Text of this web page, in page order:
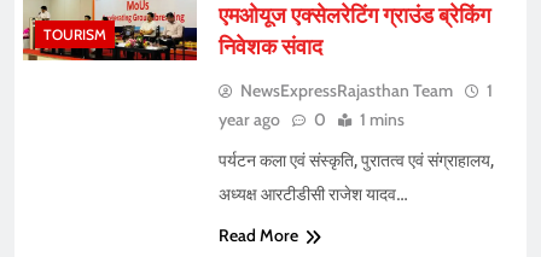
TOURISM
एमओयूज एक्सेलरेटिंग ग्राउंड ब्रेकिंग
निवेशक संवाद
NewsExpressRajasthan Team
1
year ago
0 1 mins
पर्यटन कला एवं संस्कृति, पुरातत्व एवं संग्राहालय,
अध्यक्ष आरटीडीसी राजेश यादव…
Read More